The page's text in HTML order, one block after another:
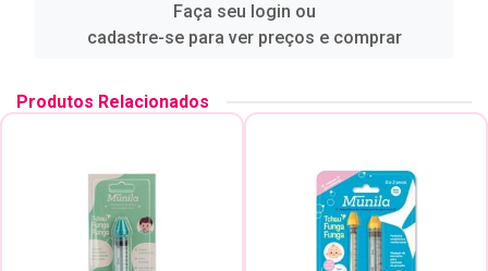
Faça seu login ou
cadastre-se para ver preços e comprar
Produtos Relacionados